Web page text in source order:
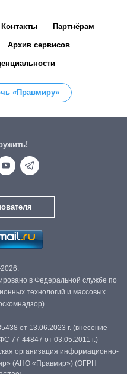
Контакты Партнёрам
Архив сервисов
«Правмиру»
в Федеральной службе по
технологий и массовых
от 13.06.2023 г. (внесение
77-44847 от 03.05.2011 г.)
организация информационно-
(АНО «Правмир») (ОГРН